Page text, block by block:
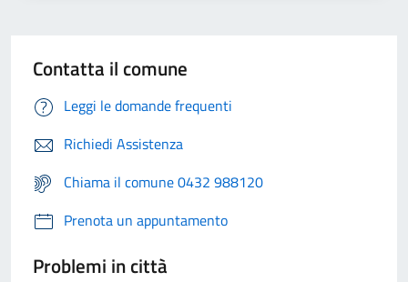
Contatta il comune
Leggi le domande frequenti
Richiedi Assistenza
Chiama il comune 0432 988120
Prenota un appuntamento
Problemi in città